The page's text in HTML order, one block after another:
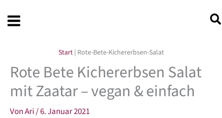
Inhalt
Start| Rote-Bete-Kichererbsen-Salat
Rote Bete Kichererbsen Salat
mit Zaatar – vegan & einfach
VonAri/6. Januar 2021